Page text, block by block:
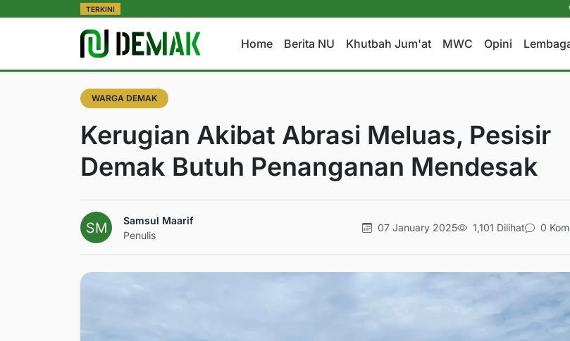
TERKINI Wayang
Home Berita NU Khutbah Jum'at MWC Opini
WARGA DEMAK
Kerugian Akibat Abrasi Meluas, Pesisir
Demak Butuh Penanganan Mendesak
Samsul Maarif
Penulis
07 January 2025 1,101 Dilihat 0